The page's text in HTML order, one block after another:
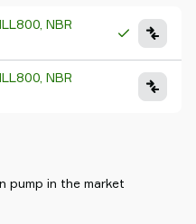
NBR
NBR
pump in the market